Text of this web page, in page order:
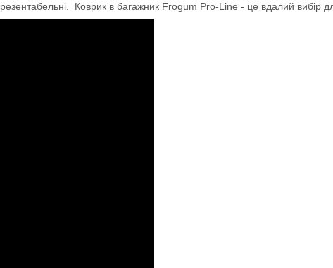
Коврик в багажник Frogum Pro-Line - це вдалий вибір